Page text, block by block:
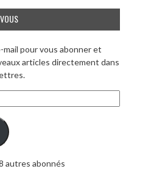
mail pour vous abonner et
articles directement dans
autres abonnés